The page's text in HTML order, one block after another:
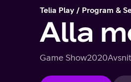
Telia Play Program &
Alla
Game Show2020